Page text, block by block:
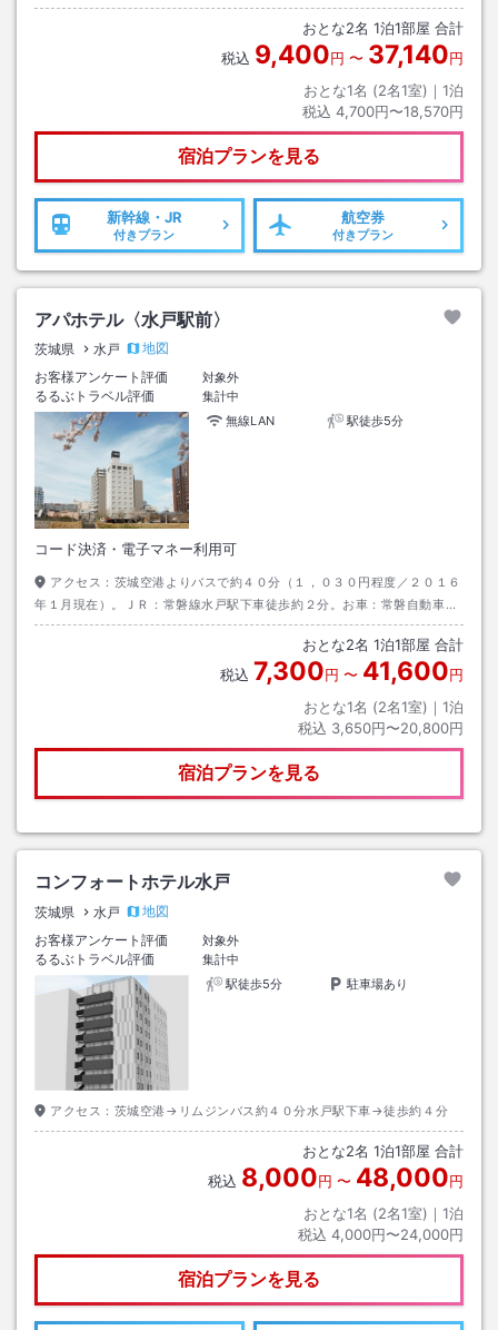
おとな2名 1泊1部屋 合計
税込 9,400円 〜 37,140円
おとな1名 (2名1室)｜ 1泊
税込 4,700円〜18,570円
宿泊プランを見る
新幹線・JR
付きプラン
航空券
付きプラン
アパホテル〈水戸駅前〉
茨城県 水戸
地図
お客様アンケート評価
対象外
るるぶトラベル評価
集計中
無線LAN
駅徒歩5分
コード決済・電子マネー利用可
アクセス： 茨城空港よりバスで約４０分（１，０３０円程度／２０１６
年１月現在）。ＪＲ：常磐線水戸駅下車徒歩約２分。お車：常磐自動車道
水戸Ｉ・Ｃより国道５０号線利用（目標物：水戸駅）
おとな2名 1泊1部屋 合計
税込 7,300円 〜 41,600円
おとな1名 (2名1室)｜ 1泊
税込 3,650円〜20,800円
宿泊プランを見る
コンフォートホテル水戸
茨城県 水戸
地図
お客様アンケート評価
対象外
るるぶトラベル評価
集計中
駅徒歩5分
駐車場あり
アクセス： 茨城空港→リムジンバス約４０分水戸駅下車→徒歩約４分
おとな2名 1泊1部屋 合計
税込 8,000円 〜 48,000円
おとな1名 (2名1室)｜ 1泊
税込 4,000円〜24,000円
宿泊プランを見る